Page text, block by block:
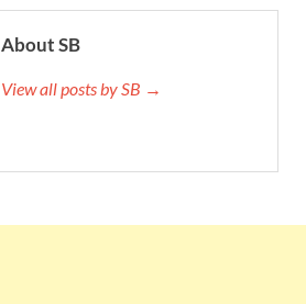
About SB
View all posts by SB →